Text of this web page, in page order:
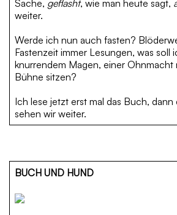
Sache, geflasht, wie man heute sagt,
weiter.
Werde ich nun auch fasten?
Fastenzeit immer Lesungen, was soll
knurrendem Magen, einer Ohnmacht
Bühne sitzen?
Ich lese jetzt erst mal das Buch, dann
sehen wir weiter.
BUCH UND HUND